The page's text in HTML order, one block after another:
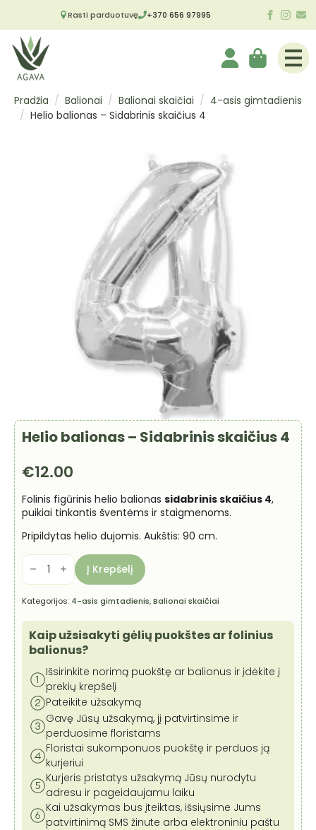
Rasti parduotuvę +370 656 97995
Pradžia Balionai Balionai skaičiai
4-asis gimtadienis
Helio balionas – Sidabrinis skaičius 4
Helio balionas – Sidabrinis skaičius 4
€12.00
Folinis figūrinis helio balionas sidabrinis skaičius 4,
puikiai tinkantis šventėms ir staigmenoms.
Pripildytas helio dujomis. Aukštis: 90 cm.
produkto
kiekis:
Helio
balionas
-
Sidabrinis
skaičius
4
Į Krepšelį
Kategorijos: 4-asis gimtadienis,Balionai skaičiai
Kaip užsisakyti gėlių puokštes ar folinius
balionus?
Išsirinkite norimą puokštę ar balionus ir įdėkite į
prekių krepšelį
Pateikite užsakymą
Gavę Jūsų užsakymą, jį patvirtinsime ir
perduosime floristams
Floristai sukomponuos puokštę ir perduos ją
kurjeriui
Kurjeris pristatys užsakymą Jūsų nurodytu
adresu ir pageidaujamu laiku
Kai užsakymas bus įteiktas, išsiųsime Jums
patvirtinimą SMS žinute arba elektroniniu paštu